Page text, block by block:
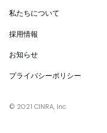
私たちについて
採用情報
お知らせ
プライバシーポリシー
© 2021 CINRA, Inc.